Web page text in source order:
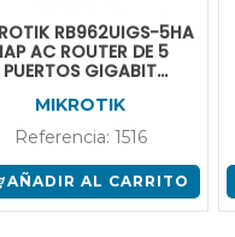
RB962UIGS-5HA
AC ROUTER DE 5
PUERTOS GIGABIT
WIFI DOBLE BANDA
MIKROTIK
Referencia: 1516
AÑADIR AL CARRITO